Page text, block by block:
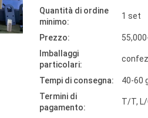
Quantità di ordine
minimo:
1 set
Prezzo:
Imballaggi
particolari:
Tempi di consegna:
40-60
Termini di
pagamento:
T/T,